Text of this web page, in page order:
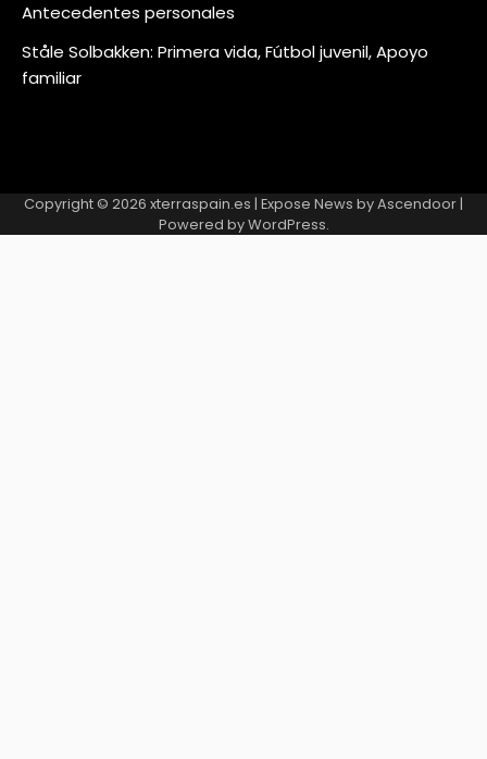
Antecedentes personales
Ståle Solbakken: Primera vida, Fútbol juvenil, Apoyo
familiar
Copyright © 2026 xterraspain.es | Expose News byAscendoor|
Powered byWordPress.